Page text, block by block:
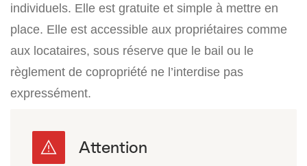
individuels. Elle est gratuite et simple à mettre en
place. Elle est accessible aux propriétaires comme
aux locataires, sous réserve que le bail ou le
règlement de copropriété ne l’interdise pas
expressément.